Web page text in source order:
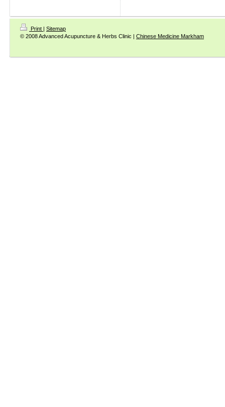
Print | Sitemap
© 2008 Advanced Acupuncture & Herbs Clinic | Chinese Medicine Markham